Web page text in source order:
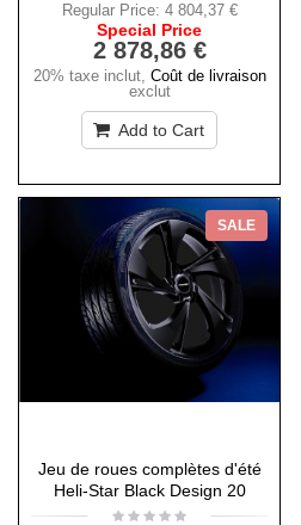
Regular Price: 4 804,37 €
Special Price
2 878,86 €
20% taxe inclut, Coût de livraison
exclut
Add to Cart
SALE
Jeu de roues complètes d'été
Heli-Star Black Design 20